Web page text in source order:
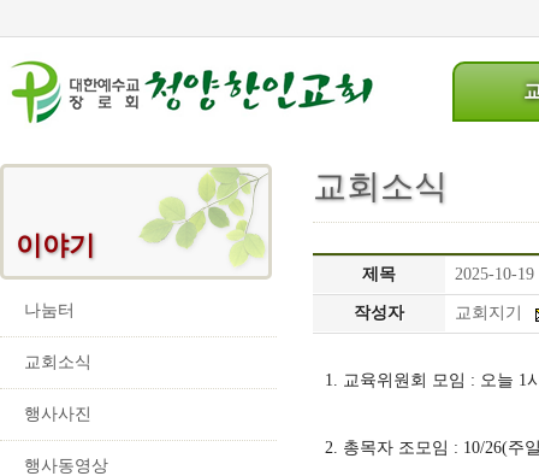
이야기
나눔터
교회소식
행사사진
행사동영상
교회소식
제목 2025-10-
작성자 교회지기
1. 교육위원회 모임 : 오늘 1
2. 총목자 조모임 : 10/26(주